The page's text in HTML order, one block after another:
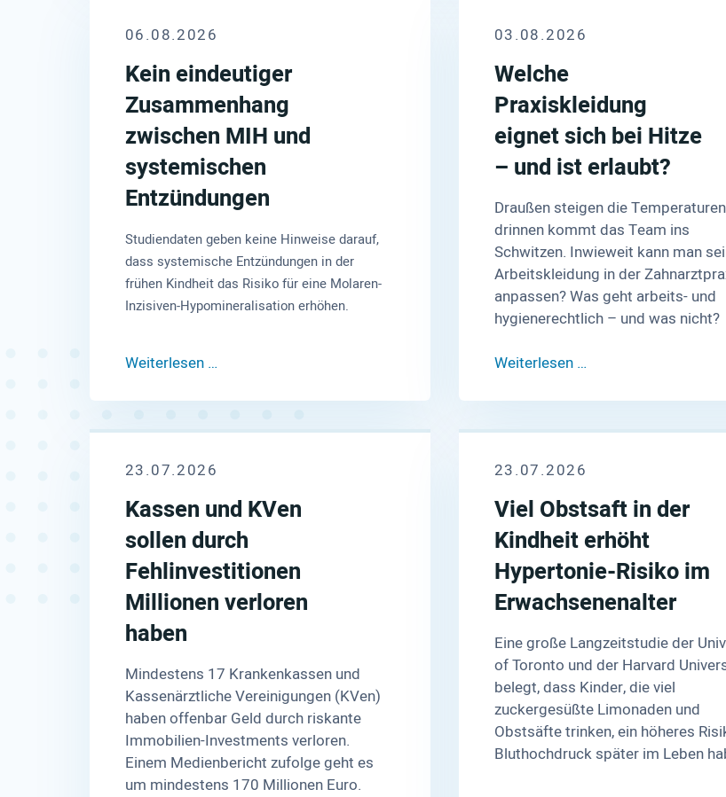
06.08.2026
Kein eindeutiger
Zusammenhang
zwischen MIH und
systemischen
Entzündungen
Studiendaten geben keine Hinweise darauf,
dass systemische Entzündungen in der
frühen Kindheit das Risiko für eine Molaren-
Inzisiven-Hypomineralisation erhöhen.
Weiterlesen …
03.08.2026
Welche
Praxiskleidung
eignet sich bei Hitze
– und ist erlaubt?
Draußen steigen die
drinnen kommt das Team ins
Schwitzen. Inwieweit kann man
Arbeitskleidung in der
anpassen? Was geht arbeits- und
hygienerechtlich – und was nicht?
Weiterlesen …
23.07.2026
Kassen und KVen
sollen durch
Fehlinvestitionen
Millionen verloren
haben
Mindestens 17 Krankenkassen und
Kassenärztliche Vereinigungen (KVen)
haben offenbar Geld durch riskante
Immobilien-Investments verloren.
Einem Medienbericht zufolge geht es
um mindestens 170 Millionen Euro.
23.07.2026
Viel Obstsaft in der
Kindheit erhöht
Hypertonie-Risiko im
Erwachsenenalter
Eine große Langzeitstudie der
of Toronto und der Harvard
belegt, dass Kinder, die viel
zuckergesüßte Limonaden und
Obstsäfte trinken, ein höheres
Bluthochdruck später im Leben